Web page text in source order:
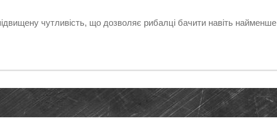
чутливість, що дозволяє рибалці бачити навіть найменше